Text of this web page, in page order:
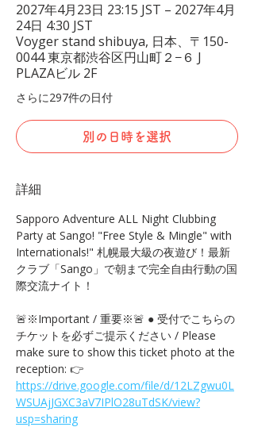
2027年4月23日 23:15 JST – 2027年4月
24日 4:30 JST
Voyger stand shibuya, 日本、〒150-
0044 東京都渋谷区円山町２−６ J
PLAZAビル 2F
さらに297件の日付
別の日時を選択
詳細
Sapporo Adventure ALL Night Clubbing
Party at Sango! "Free Style & Mingle" with
Internationals!" 札幌最大級の夜遊び！最新
クラブ「Sango」で朝まで完全自由行動の国
際交流ナイト！
🚨※Important / 重要※🚨 ● 受付でこちらの
チケットを必ずご提示ください / Please
make sure to show this ticket photo at the
reception: 👉
https://drive.google.com/file/d/12LZgwu0L
WSUAjJGXC3aV7IPlO28uTdSK/view?
usp=sharing